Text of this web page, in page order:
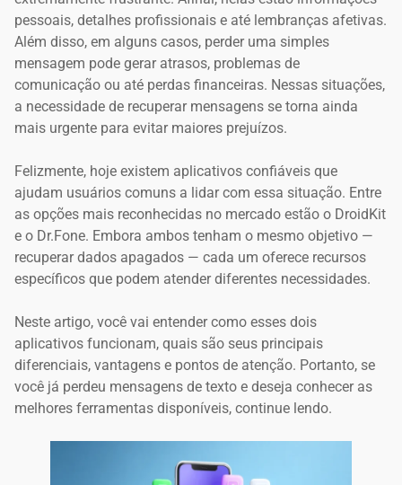
pessoais, detalhes profissionais e até lembranças afetivas.
Além disso, em alguns casos, perder uma simples
mensagem pode gerar atrasos, problemas de
comunicação ou até perdas financeiras. Nessas situações,
a necessidade de recuperar mensagens se torna ainda
mais urgente para evitar maiores prejuízos.
Felizmente, hoje existem aplicativos confiáveis que
ajudam usuários comuns a lidar com essa situação. Entre
as opções mais reconhecidas no mercado estão o DroidKit
e o Dr.Fone. Embora ambos tenham o mesmo objetivo —
recuperar dados apagados — cada um oferece recursos
específicos que podem atender diferentes necessidades.
Neste artigo, você vai entender como esses dois
aplicativos funcionam, quais são seus principais
diferenciais, vantagens e pontos de atenção. Portanto, se
você já perdeu mensagens de texto e deseja conhecer as
melhores ferramentas disponíveis, continue lendo.